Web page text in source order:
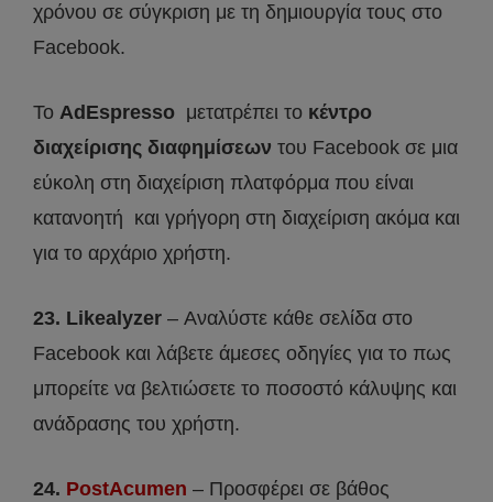
χρόνου σε σύγκριση με τη δημιουργία τους στο
Facebook.
Το AdEspresso μετατρέπει το κέντρο
διαχείρισης διαφημίσεων του Facebook σε μια
εύκολη στη διαχείριση πλατφόρμα που είναι
κατανοητή και γρήγορη στη διαχείριση ακόμα και
για το αρχάριο χρήστη.
23. Likealyzer – Αναλύστε κάθε σελίδα στο
Facebook και λάβετε άμεσες οδηγίες για το πως
μπορείτε να βελτιώσετε το ποσοστό κάλυψης και
ανάδρασης του χρήστη.
24. PostAcumen – Προσφέρει σε βάθος